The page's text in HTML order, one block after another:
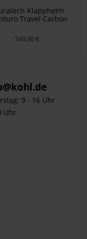
Klapphelm
Travel Carbon
749,90 €
9 - 16 Uhr
Uhr